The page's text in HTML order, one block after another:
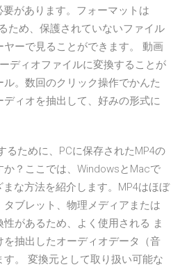
があります。フォーマットは
ため、保護されていないファイル
ーで見ることができます。 動画
ディオファイルに変換することが
。数回のクリック操作でかんた
ィオを抽出して、好みの形式に
るために、PCに保存されたMP4の
？ここでは、WindowsとMacで
な方法を紹介します。MP4はほぼ
ブレット、物理メディアまたは
があるため、よく使用される ま
抽出したオーディオデータ（音
。 変換元として取り扱い可能な